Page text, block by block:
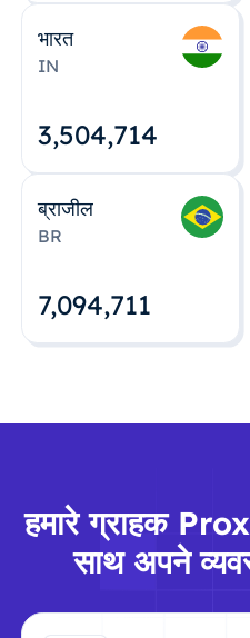
भारत
IN
3,504,715
ब्राजील
BR
7,094,712
हमारे ग्राहक
साथ अपने